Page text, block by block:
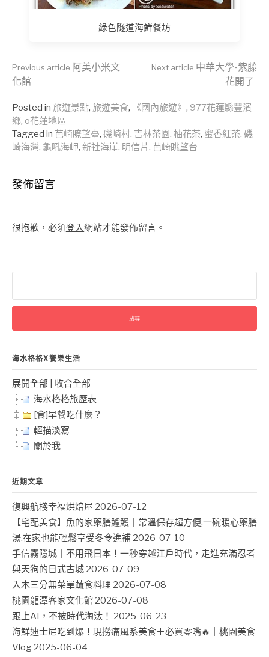
綠色隧道海鮮餐坊
Continue
Reading
Previous article 阿美小米文
化館
Next article 中華大學-紫藤
花開了
Posted in 旅遊景點, 旅遊美食, 《國內旅遊》 , 977花蓮縣豐濱
鄉, o花蓮地區
Tagged in 芭崎瞭望臺, 磯崎村, 吉林茶園, 柚花茶, 蜜香紅茶, 磯
崎海灣, 龜吼海岬, 新社海崖, 明信片, 芭崎眺望台
發佈留言
很抱歉，必須登入網站才能發佈留言。
關
字:
海水格格X饗樂生活
展開全部
收合全部
海水格格旅歷表
[食]早餐吃什麼？
輕描淡寫
關於我
近期文章
復興航棧幸福烘焙屋 2026-07-12
【宅配美食】魚的家藥膳鱸鰻｜常溫保存超方便,一碗暖心藥膳
湯,在家也能輕鬆享受冬令進補 2026-07-10
手信霧隱城｜不用飛日本！一秒穿越江戶時代，走進充滿忍者
與天狗的日式古城 2026-07-09
入木三分無菜單蔬食料理 2026-07-08
桃園龍潭客家文化館 2026-07-08
跟上AI，不被時代淘汰！ 2025-06-23
海鮮迪士尼吃到爆！現撈痛風系美食＋必買零嘴🔥｜桃園美食
Vlog 2025-06-04